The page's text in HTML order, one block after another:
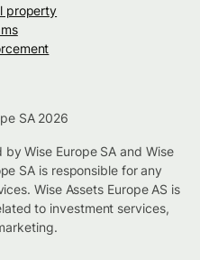
property
SA 2026
Wise Europe SA and Wise
SA is responsible for any
Wise Assets Europe AS is
to investment services,